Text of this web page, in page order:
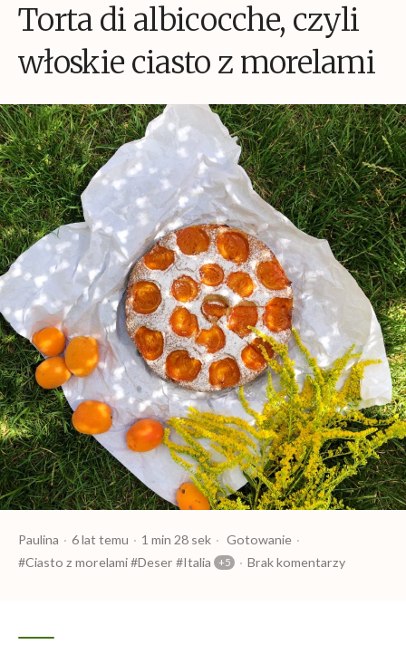
Torta di albicocche, czyli
włoskie ciasto z morelami
Opublikowany
przez
Paulina 6 lat temu
Czas
czytania
1 min 28 sek
Opublikowany
w
Gotowanie
Ciasto z morelami
Deser Italia Brak komentarzy